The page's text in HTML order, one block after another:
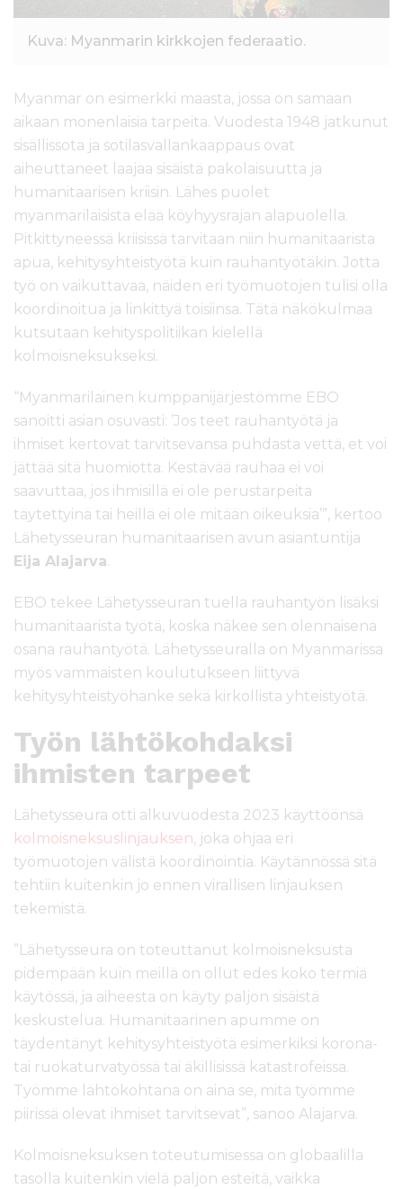
Kuva: Myanmarin kirkkojen federaatio.
Myanmar on esimerkki maasta, jossa on samaan
aikaan monenlaisia tarpeita. Vuodesta 1948 jatkunut
sisällissota ja sotilasvallankaappaus ovat
aiheuttaneet laajaa sisäistä pakolaisuutta ja
humanitaarisen kriisin. Lähes puolet
myanmarilaisista elää köyhyysrajan alapuolella.
Pitkittyneessä kriisissä tarvitaan niin humanitaarista
apua, kehitysyhteistyötä kuin rauhantyötäkin. Jotta
työ on vaikuttavaa, näiden eri työmuotojen tulisi olla
koordinoitua ja linkittyä toisiinsa. Tätä näkökulmaa
kutsutaan kehityspolitiikan kielellä
kolmoisneksukseksi.
“Myanmarilainen kumppanijärjestömme EBO
sanoitti asian osuvasti: ’Jos teet rauhantyötä ja
ihmiset kertovat tarvitsevansa puhdasta vettä, et voi
jättää sitä huomiotta. Kestävää rauhaa ei voi
saavuttaa, jos ihmisillä ei ole perustarpeita
täytettyinä tai heillä ei ole mitään oikeuksia’”, kertoo
Lähetysseuran humanitaarisen avun asiantuntija
Eija Alajarva.
EBO tekee Lähetysseuran tuella rauhantyön lisäksi
humanitaarista työtä, koska näkee sen olennaisena
osana rauhantyötä. Lähetysseuralla on Myanmarissa
myös vammaisten koulutukseen liittyvä
kehitysyhteistyöhanke sekä kirkollista yhteistyötä.
Työn lähtökohdaksi
ihmisten tarpeet
Lähetysseura otti alkuvuodesta 2023 käyttöönsä
kolmoisneksuslinjauksen, joka ohjaa eri
työmuotojen välistä koordinointia. Käytännössä sitä
tehtiin kuitenkin jo ennen virallisen linjauksen
tekemistä.
”Lähetysseura on toteuttanut kolmoisneksusta
pidempään kuin meillä on ollut edes koko termiä
käytössä, ja aiheesta on käyty paljon sisäistä
keskustelua. Humanitaarinen apumme on
täydentänyt kehitysyhteistyötä esimerkiksi korona-
tai ruokaturvatyössä tai äkillisissä katastrofeissa.
Työmme lähtökohtana on aina se, mitä työmme
piirissä olevat ihmiset tarvitsevat”, sanoo Alajarva.
Kolmoisneksuksen toteutumisessa on globaalilla
tasolla kuitenkin vielä paljon esteitä, vaikka